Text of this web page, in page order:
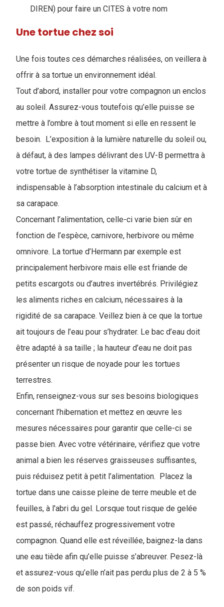
DIREN) pour faire un CITES à votre nom
Une tortue chez soi
Une fois toutes ces démarches réalisées, on veillera à
offrir à sa tortue un environnement idéal.
Tout d’abord, installer pour votre compagnon un enclos
au soleil. Assurez-vous toutefois qu’elle puisse se
mettre à l’ombre à tout moment si elle en ressent le
besoin. L’exposition à la lumière naturelle du soleil ou,
à défaut, à des lampes délivrant des UV-B permettra à
votre tortue de synthétiser la vitamine D,
indispensable à l’absorption intestinale du calcium et à
sa carapace.
Concernant l’alimentation, celle-ci varie bien sûr en
fonction de l’espèce, carnivore, herbivore ou même
omnivore. La tortue d’Hermann par exemple est
principalement herbivore mais elle est friande de
petits escargots ou d’autres invertébrés. Privilégiez
les aliments riches en calcium, nécessaires à la
rigidité de sa carapace. Veillez bien à ce que la tortue
ait toujours de l’eau pour s’hydrater. Le bac d’eau doit
être adapté à sa taille ; la hauteur d’eau ne doit pas
présenter un risque de noyade pour les tortues
terrestres.
Enfin, renseignez-vous sur ses besoins biologiques
concernant l’hibernation et mettez en œuvre les
mesures nécessaires pour garantir que celle-ci se
passe bien. Avec votre vétérinaire, vérifiez que votre
animal a bien les réserves graisseuses suffisantes,
puis réduisez petit à petit l’alimentation. Placez la
tortue dans une caisse pleine de terre meuble et de
feuilles, à l'abri du gel. Lorsque tout risque de gelée
est passé, réchauffez progressivement votre
compagnon. Quand elle est réveillée, baignez-la dans
une eau tiède afin qu’elle puisse s’abreuver. Pesez-là
et assurez-vous qu’elle n’ait pas perdu plus de 2 à 5 %
de son poids vif.